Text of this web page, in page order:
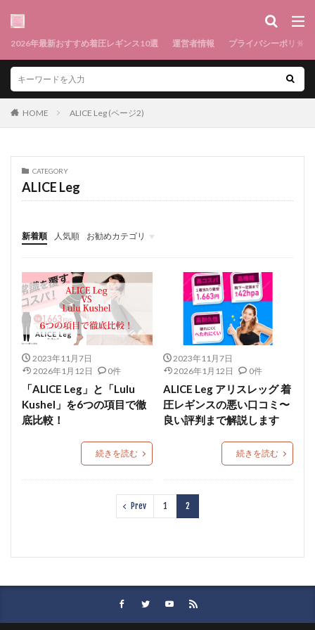
2026年最新おすすめ着圧レギンス10選 運営者情報 プライバシーポリシー
HOME ALICE Leg (ページ2)
CATEGORY
ALICE Leg
新着順 人気順
お勧めカテゴリ
メニュー1
2023年11月7日
2026年1月12日
0件
「ALICE Leg」と「Lulu
Kushel」を6つの項目で徹
底比較！
続きを読む
2023年11月7日
2026年1月12日
0件
ALICE Leg アリスレッグ 着
圧レギンスの悪い口コミ〜
良い評判まで解説します
続きを読む
Prev 1 2